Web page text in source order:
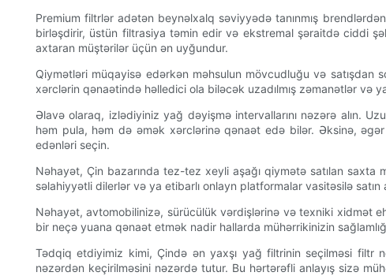
Premium filtrlər adətən beynəlxalq səviyyədə tanınmış
birləşdirir, üstün filtrasiya təmin edir və ekstremal şəraitdə ciddi
axtaran müştərilər üçün ən uyğundur.
Qiymətləri müqayisə edərkən məhsulun mövcudluğu və satışdan
xərclərin qənaətində həlledici ola biləcək uzadılmış zəmanətlər və
Əlavə olaraq, izlədiyiniz yağ dəyişmə intervallarını nəzərə alın.
həm pula, həm də əmək xərclərinə qənaət edə bilər. Əksinə,
edənləri seçin.
Nəhayət, Çin bazarında tez-tez xeyli aşağı qiymətə satılan saxta
səlahiyyətli dilerlər və ya etibarlı onlayn platformalar vasitəsilə satın
Nəhayət, avtomobilinizə, sürücülük vərdişlərinə və texniki xidmət
bir neçə yuana qənaət etmək nadir hallarda mühərrikinizin
Tədqiq etdiyimiz kimi, Çində ən yaxşı yağ filtrinin seçilməsi filtr
nəzərdən keçirilməsini nəzərdə tutur. Bu hərtərəfli anlayış sizə